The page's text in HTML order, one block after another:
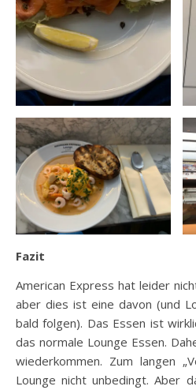
Fazit
American Express hat leider
aber dies ist eine davon (und
bald folgen). Das Essen ist
das normale Lounge Essen.
wiederkommen. Zum langen
Lounge nicht unbedingt. Aber